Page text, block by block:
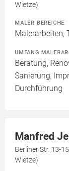
Wietze)
MALER BEREICHE
Malerarbeiten,
UMFANG
Beratung,
Sanierung,
Durchführung
Manfred
Berliner Str. 13-
Wietze)